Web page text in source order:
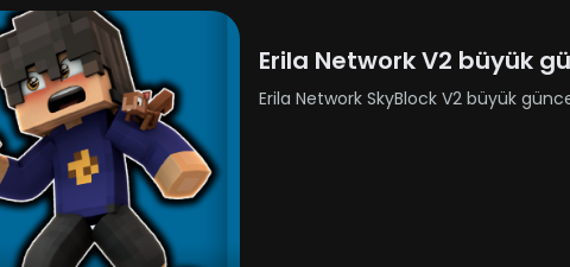
Erila Network V2 büyük
Erila Network SkyBlock V2 büyük